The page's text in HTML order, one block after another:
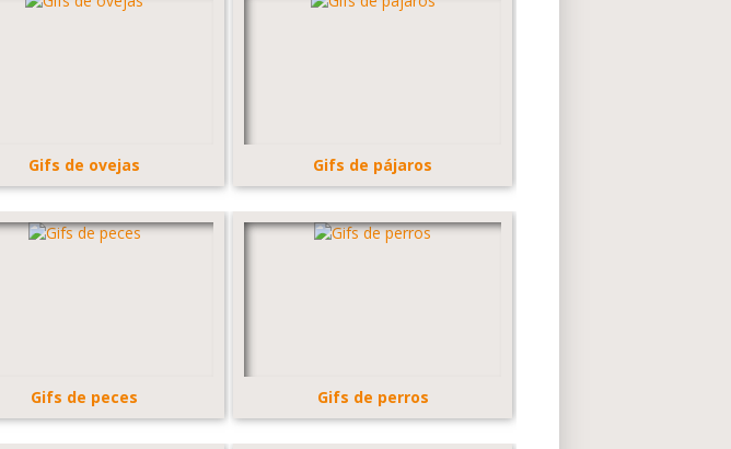
Gifs de ovejas Gifs de pájaros
Gifs de peces Gifs de perros